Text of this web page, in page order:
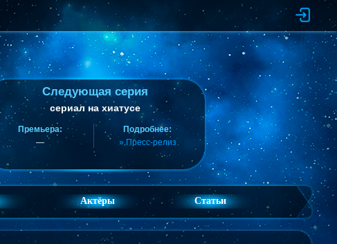
Следующая серия
сериал на хиатусе
Премьера:
—
Подробнее:
» Пресс-релиз
Актёры Статьи